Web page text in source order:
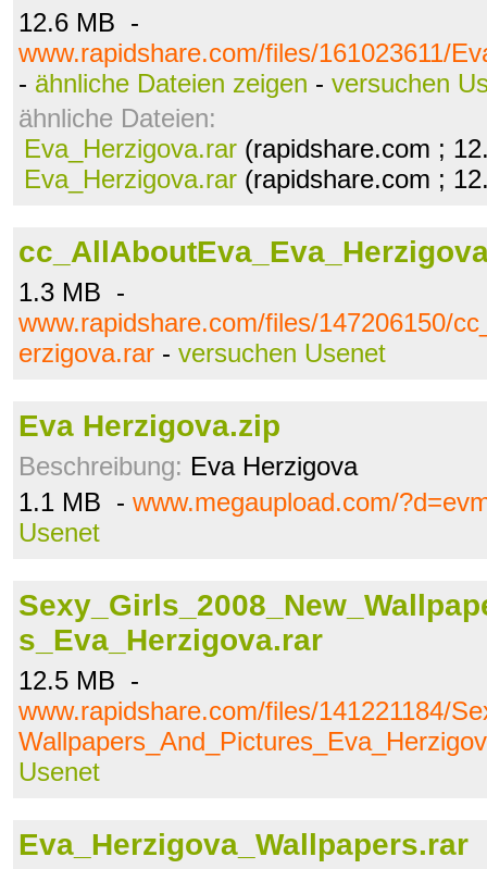
12.6 MB -
www.rapidshare.com/files/161023611/
- ähnliche Dateien zeigen - versuchen
ähnliche Dateien:
Eva_Herzigova.rar (rapidshare.com ;
Eva_Herzigova.rar (rapidshare.com ;
1.3 MB -
www.rapidshare.com/files/147206150/
erzigova.rar - versuchen Usenet
Eva Herzigova.zip
Beschreibung: Eva Herzigova
1.1 MB - www.megaupload.com/
Usenet
s_Eva_Herzigova.rar
12.5 MB -
www.rapidshare.com/files/141221184/
Usenet
Eva_Herzigova_Wallpapers.rar